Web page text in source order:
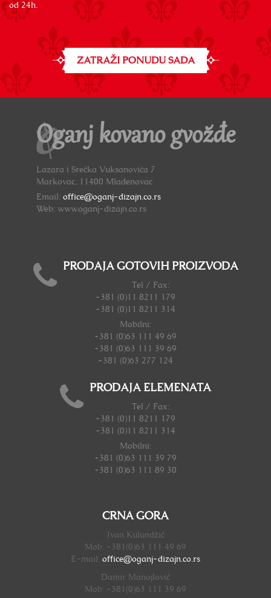
od 24h.
ZATRAŽI PONUDU SADA
Oganj kovano gvožđe
Lazara i Srećka Vuksanovića 7
Markovac, 11400 Mladenovac
Email: office@oganj-dizajn.co.rs
Web: www.oganj-dizajn.co.rs
PRODAJA GOTOVIH PROIZVODA
Tel / Fax:
+381 (0)11 8211 179
+381 (0)11 8211 314
Mobilni:
+381 (0)63 111 49 69
+381 (0)63 111 39 69
+381 (0)63 277 124
PRODAJA ELEMENATA
Tel / Fax:
+381 (0)11 8211 179
+381 (0)11 8211 314
Mobilni:
+381 (0)63 111 39 79
+381 (0)63 111 89 30
CRNA GORA
Ivan Kulundžić
Mob: +381(0)63 111 49 69
E-mail: office@oganj-dizajn. co.rs
Damir Manojlović
Mob: +381(0)63 111 39 69